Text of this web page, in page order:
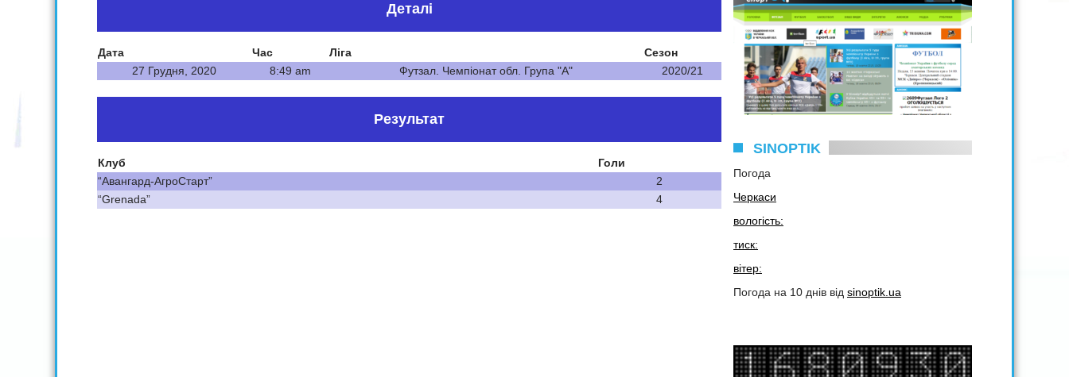
Деталі
Дата Час Ліга
Сезон
27 Грудня, 2020
8:49 am Футзал. Чемпіонат обл. Група "А" 2020/21
Результат
Клуб
Голи
“Авангард-АгроСтарт”
2
“Grenada”
4
SINOPTIK
Погода
Черкаси
вологість:
тиск:
вітер:
Погода на 10 днів від sinoptik.ua